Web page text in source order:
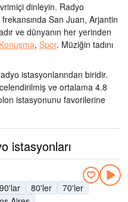
dinleyin. Radyo
San Juan, Arjantin
ve dünyanın her yerinden
Konuşma, Spor. Müziğin tadını
istasyonlarından biridir.
ve ortalama 4.8
istasyonunu favorilerine
istasyonları
90'lar 80'ler
70'ler